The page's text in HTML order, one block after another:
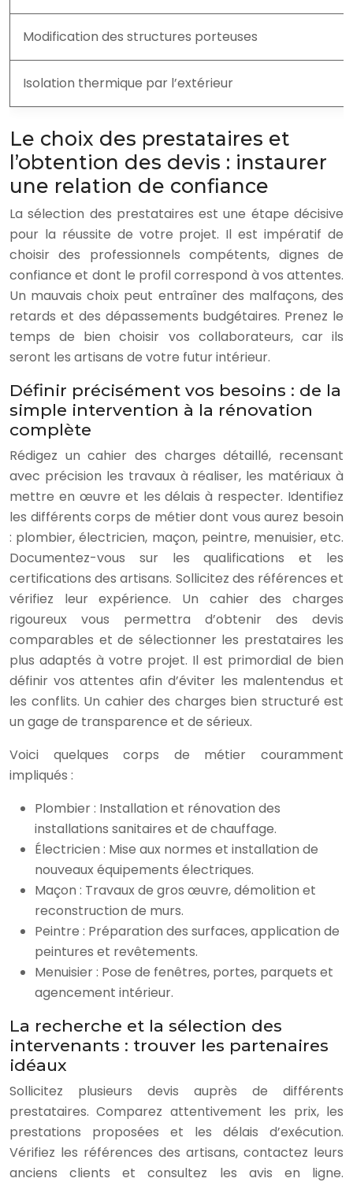
Modification des structures porteuses
Isolation thermique par l’extérieur
Le choix des prestataires et
l’obtention des devis : instaurer
une relation de confiance
La sélection des prestataires est une étape décisive
pour la réussite de votre projet. Il est impératif de
choisir des professionnels compétents, dignes de
confiance et dont le profil correspond à vos attentes.
Un mauvais choix peut entraîner des malfaçons, des
retards et des dépassements budgétaires. Prenez le
temps de bien choisir vos collaborateurs, car ils
seront les artisans de votre futur intérieur.
Définir précisément vos besoins : de la
simple intervention à la rénovation
complète
Rédigez un cahier des charges détaillé, recensant
avec précision les travaux à réaliser, les matériaux à
mettre en œuvre et les délais à respecter. Identifiez
les différents corps de métier dont vous aurez besoin
: plombier, électricien, maçon, peintre, menuisier, etc.
Documentez-vous sur les qualifications et les
certifications des artisans. Sollicitez des références et
vérifiez leur expérience. Un cahier des charges
rigoureux vous permettra d’obtenir des devis
comparables et de sélectionner les prestataires les
plus adaptés à votre projet. Il est primordial de bien
définir vos attentes afin d’éviter les malentendus et
les conflits. Un cahier des charges bien structuré est
un gage de transparence et de sérieux.
Voici quelques corps de métier couramment
impliqués :
Plombier : Installation et rénovation des
installations sanitaires et de chauffage.
Électricien : Mise aux normes et installation de
nouveaux équipements électriques.
Maçon : Travaux de gros œuvre, démolition et
reconstruction de murs.
Peintre : Préparation des surfaces, application de
peintures et revêtements.
Menuisier : Pose de fenêtres, portes, parquets et
agencement intérieur.
La recherche et la sélection des
intervenants : trouver les partenaires
idéaux
Sollicitez plusieurs devis auprès de différents
prestataires. Comparez attentivement les prix, les
prestations proposées et les délais d’exécution.
Vérifiez les références des artisans, contactez leurs
anciens clients et consultez les avis en ligne.